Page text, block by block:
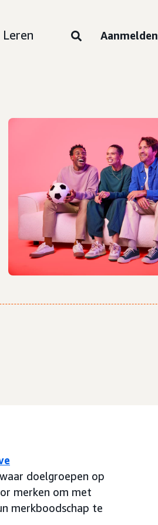
Leren Aanmelden
doelgroepen op
merken om met
merkboodschap te